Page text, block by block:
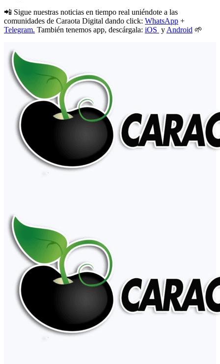
📲 Sigue nuestras noticias en tiempo real uniéndote a las
comunidades de Caraota Digital dando click: WhatsApp +
Telegram. También tenemos app, descárgala: iOS y Android 🌱